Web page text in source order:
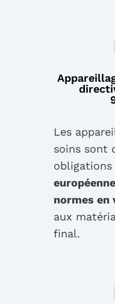
Les
soins sont
normes en
aux
final.